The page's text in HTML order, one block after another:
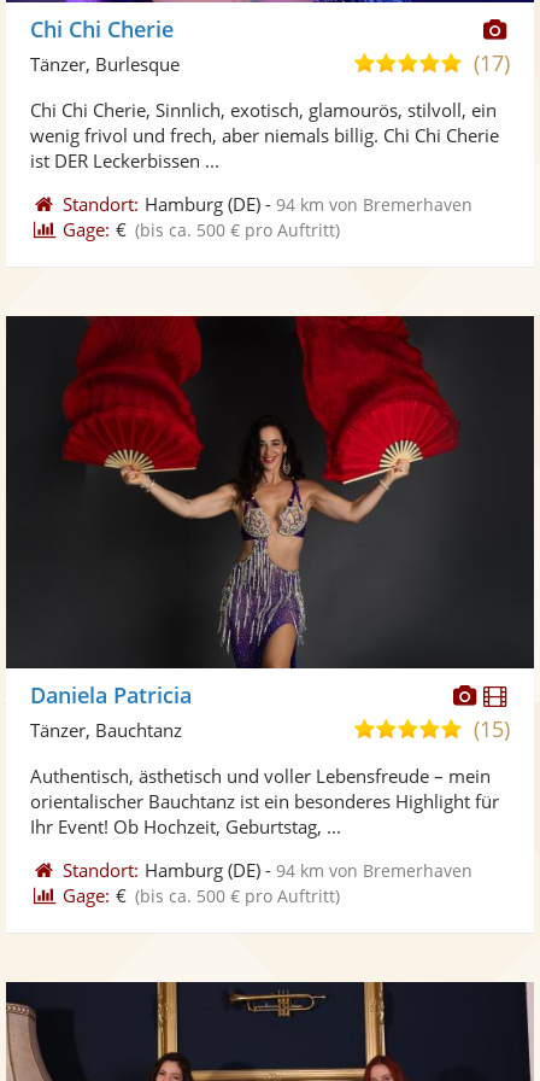
Chi Chi Cherie
4,8
5
(17)
Tänzer, Burlesque
Chi Chi Cherie, Sinnlich, exotisch, glamourös, stilvoll, ein
wenig frivol und frech, aber niemals billig. Chi Chi Cherie
ist DER Leckerbissen ...
Standort: Hamburg (DE) -94 km von Bremerhaven
Gage: € (bis ca. 500 € pro Auftritt)
Fotos
Daniela Patricia
5,0
5
(15)
Tänzer, Bauchtanz
Authentisch, ästhetisch und voller Lebensfreude – mein
orientalischer Bauchtanz ist ein besonderes Highlight für
Ihr Event! Ob Hochzeit, Geburtstag, ...
Standort: Hamburg (DE) -94 km von Bremerhaven
Gage: € (bis ca. 500 € pro Auftritt)